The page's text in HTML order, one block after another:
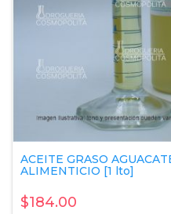
ACEITE GRASO
ALIMENTICIO [1 lto]
$184.00